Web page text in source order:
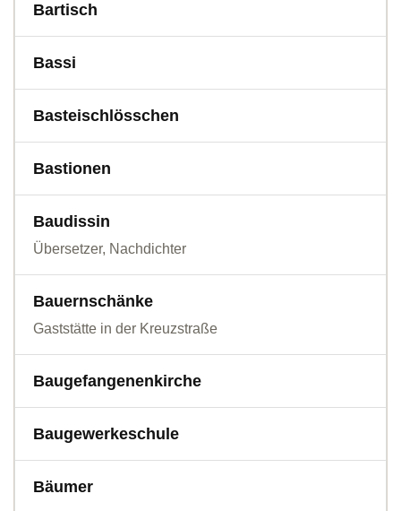
Bartisch
Bassi
Basteischlösschen
Bastionen
Baudissin
Übersetzer, Nachdichter
Bauernschänke
Gaststätte in der Kreuzstraße
Baugefangenenkirche
Baugewerkeschule
Bäumer